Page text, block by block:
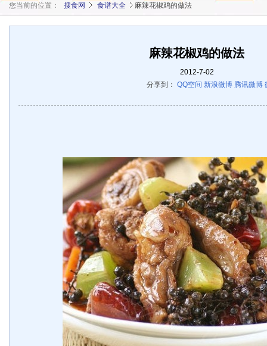
您当前的位置： 搜食网 食谱大全 麻辣花椒鸡的做法
麻辣花椒鸡的做法
2012-7-02
分享到： QQ空间 新浪微博 腾讯微博